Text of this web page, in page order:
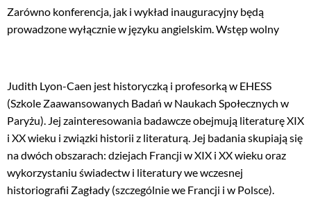
Zarówno konferencja, jak i wykład inauguracyjny będą
prowadzone wyłącznie w języku angielskim. Wstęp wolny
Judith Lyon-Caen jest historyczką i profesorką w EHESS
(Szkole Zaawansowanych Badań w Naukach Społecznych w
Paryżu). Jej zainteresowania badawcze obejmują literaturę XIX
i XX wieku i związki historii z literaturą. Jej badania skupiają się
na dwóch obszarach: dziejach Francji w XIX i XX wieku oraz
wykorzystaniu świadectw i literatury we wczesnej
historiografii Zagłady (szczególnie we Francji i w Polsce).